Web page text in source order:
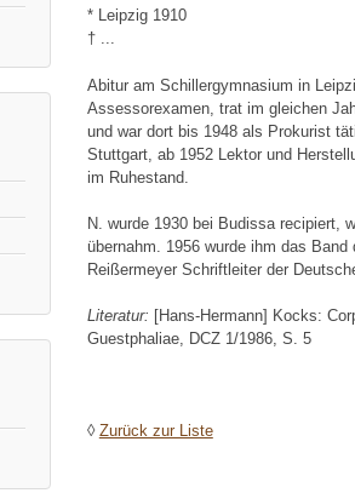
* Leipzig 1910
† ...
Abitur am Schillergymnasium in
Assessorexamen, trat im gleichen
und war dort bis 1948 als Prokurist
Stuttgart, ab 1952 Lektor und
im Ruhestand.
N. wurde 1930 bei Budissa recipiert,
übernahm. 1956 wurde ihm das
Reißermeyer Schriftleiter der
Literatur: [Hans-Hermann] Kocks:
Guestphaliae, DCZ 1/1986, S. 5
◊ Zurück zur Liste